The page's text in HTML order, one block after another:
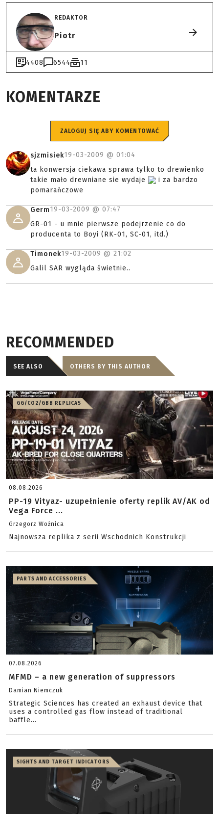
REDAKTOR
Piotr
4408 6544 11
KOMENTARZE
ZALOGUJ SIĘ ABY KOMENTOWAĆ
sjzmisiek19-03-2009 @ 01:04
ta konwersja ciekawa sprawa tylko to drewienko
takie mało drewniane sie wydaje
i za bardzo
pomarańczowe
Germ19-03-2009 @ 07:47
GR-01 - u mnie pierwsze podejrzenie co do
producenta to Boyi (RK-01, SC-01, itd.)
Timonek19-03-2009 @ 21:02
Galil SAR wygląda świetnie..
RECOMMENDED
SEE ALSO OTHERS BY THIS AUTHOR
GG/CO2/GBB REPLICAS
08.08.2026
PP-19 Vityaz- uzupełnienie oferty replik AV/AK od
Vega Force ...
Grzegorz Woźnica
Najnowsza replika z serii Wschodnich Konstrukcji
PARTS AND ACCESSORIES
07.08.2026
MFMD – a new generation of suppressors
Damian Niemczuk
Strategic Sciences has created an exhaust device that
uses a controlled gas flow instead of traditional
baffle...
SIGHTS AND TARGET INDICATORS